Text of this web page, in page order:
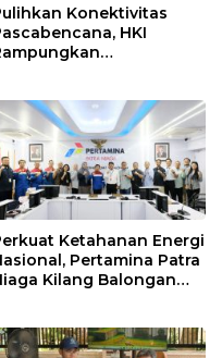
Konektivitas
HKI
Ketahanan Energi
Pertamina Patra
Kilang Balongan